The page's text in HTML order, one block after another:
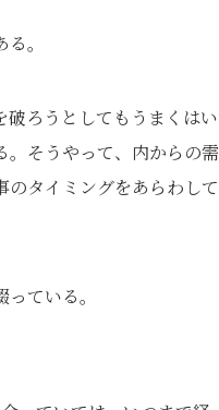
。
ろうとしてもうまくは
そうやって、内からの
タイミングをあらわし
ている。